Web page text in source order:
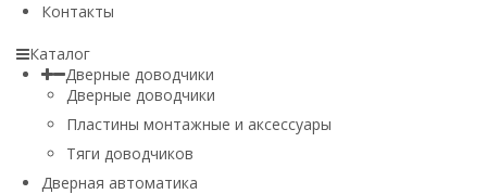
Контакты
Каталог
Дверные доводчики
Дверные доводчики
Пластины монтажные и аксессуары
Тяги доводчиков
Дверная автоматика